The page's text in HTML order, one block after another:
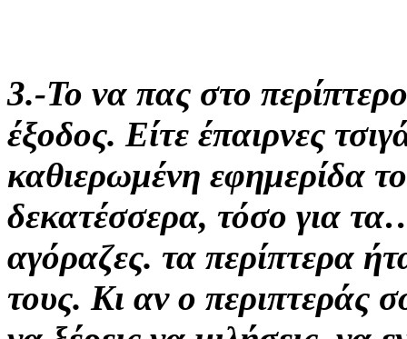
3.-Το να πας στο
έξοδος. Είτε έπαιρνες
καθιερωμένη εφημερίδα
δεκατέσσερα, τόσο για
αγόραζες. τα περίπτερα
τους. Κι αν ο περιπτεράς